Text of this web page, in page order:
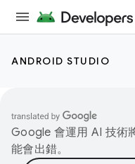
ANDROID STUDIO
Google 會運用 AI 技術
能會出錯。